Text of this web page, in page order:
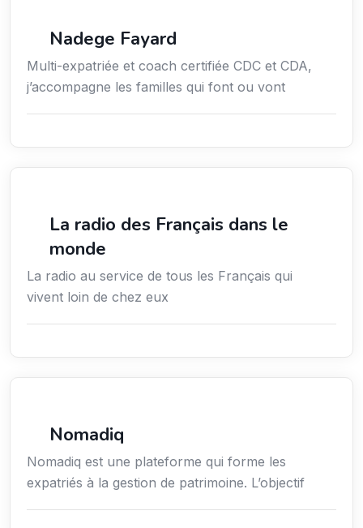
Nadege Fayard
Multi-expatriée et coach certifiée CDC et CDA,
j’accompagne les familles qui font ou vont
La radio des Français dans le
monde
La radio au service de tous les Français qui
vivent loin de chez eux
Nomadiq
Nomadiq est une plateforme qui forme les
expatriés à la gestion de patrimoine. L’objectif